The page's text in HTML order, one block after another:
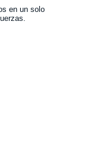
en un solo